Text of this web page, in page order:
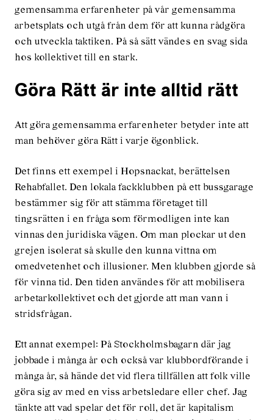
gemensamma erfarenheter på vår gemensamma
arbetsplats och utgå från dem för att kunna rådgöra
och utveckla taktiken. På så sätt vändes en svag sida
hos kollektivet till en stark.
Göra Rätt är inte alltid rätt
Att göra gemensamma erfarenheter betyder inte att
man behöver göra Rätt i varje ögonblick.
Det finns ett exempel i Hopsnackat, berättelsen
Rehabfallet. Den lokala fackklubben på ett bussgarage
bestämmer sig för att stämma företaget till
tingsrätten i en fråga som förmodligen inte kan
vinnas den juridiska vägen. Om man plockar ut den
grejen isolerat så skulle den kunna vittna om
omedvetenhet och illusioner. Men klubben gjorde så
för vinna tid. Den tiden användes för att mobilisera
arbetarkollektivet och det gjorde att man vann i
stridsfrågan.
Ett annat exempel: På Stockholmsbagarn där jag
jobbade i många år och också var klubbordförande i
många år, så hände det vid flera tillfällen att folk ville
göra sig av med en viss arbetsledare eller chef. Jag
tänkte att vad spelar det för roll, det är kapitalism